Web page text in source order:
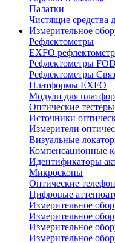
Палатки
Чистящие средства
Измерительное
Рефлектометры
EXFO
Рефлектометры FOD
Рефлектометры
Платформы EXFO
Модули для
Оптические тестеры
Источники
Измерители
Визуальные
Компенсационные
Идентификаторы
Микроскопы
Оптические
Цифровые
Измерительное
Измерительное
Измерительное
Измерительное